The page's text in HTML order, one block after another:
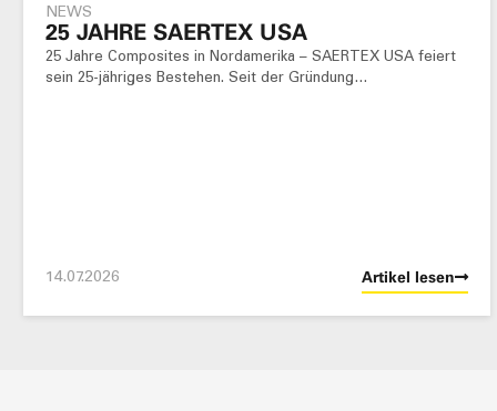
NEWS
25 JAHRE SAERTEX USA
25 Jahre Composites in Nordamerika – SAERTEX USA feiert
sein 25-jähriges Bestehen. Seit der Gründung…
14.07.2026 Artikel lesen